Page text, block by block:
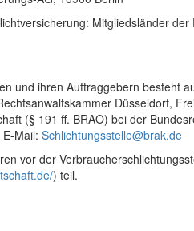
Mitgliedsländer der
und ihren Auftraggebern
Düsseldorf,
(§ 191 ff. BRAO) bei der
E-Mail: Schlichtungsstelle@brak.de
vor der
) teil.